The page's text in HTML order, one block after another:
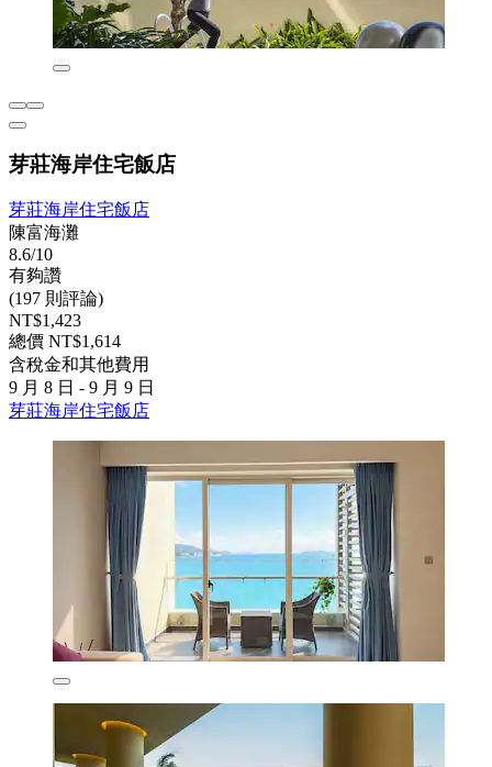
芽莊海岸住宅飯店
芽莊海岸住宅飯店
陳富海灘
8.6/10
有夠讚
(197 則評論)
NT$1,423
總價 NT$1,614
含稅金和其他費用
9 月 8 日 - 9 月 9 日
芽莊海岸住宅飯店